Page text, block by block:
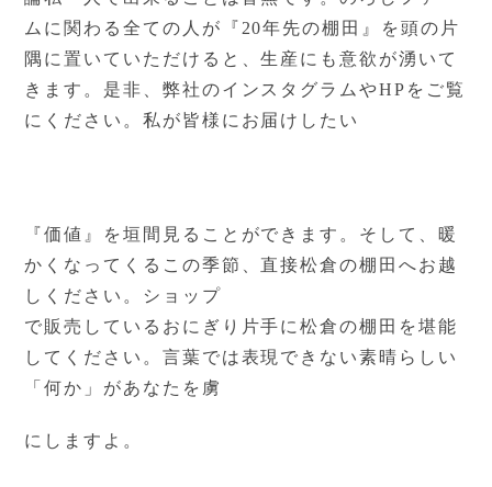
ムに関わる全ての人が『20年先の棚田』を頭の片
隅に置いていただけると、生産にも意欲が湧いて
きます。是非、弊社のインスタグラムやHPをご覧
にください。私が皆様にお届けしたい
『価値』を垣間見ることができます。そして、暖
かくなってくる この季節、直接松倉の棚田へお越
しください。ショップ
で販売しているおにぎり片手に松倉の棚田を堪能
してください。言葉では表現できない素晴らしい
「何か」があなたを虜
にしますよ。